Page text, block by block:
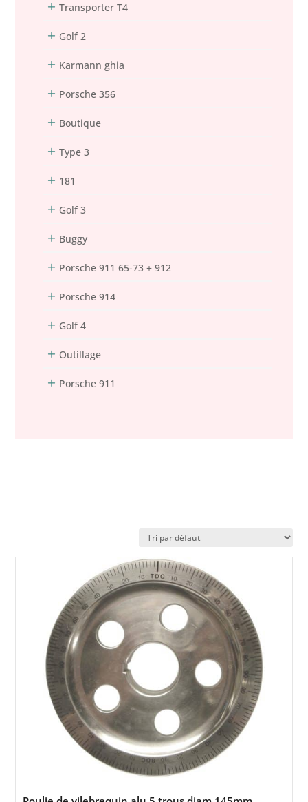
Transporter T4
Golf 2
Karmann ghia
Porsche 356
Boutique
Type 3
181
Golf 3
Buggy
Porsche 911 65-73 + 912
Porsche 914
Golf 4
Outillage
Porsche 911